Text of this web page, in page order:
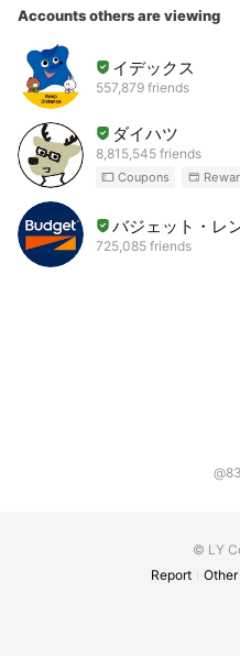
Accounts others are viewing
イデックス
557,879 friends
ダイハツ
8,815,545 friends
Coupons
バジェット・レ
725,085 friends
© LY
Report